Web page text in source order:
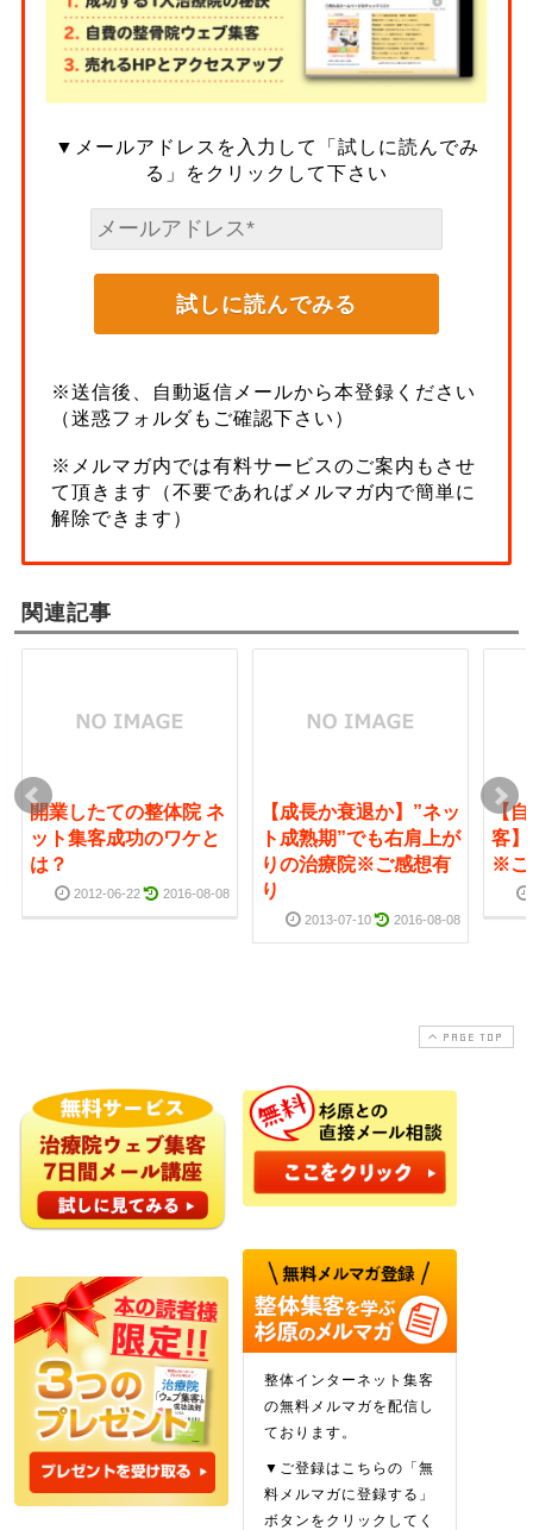
▼メールアドレスを入力して「試しに読んでみ
る」をクリックして下さい
※送信後、自動返信メールから本登録ください
（迷惑フォルダもご確認下さい）
※メルマガ内では有料サービスのご案内もさせ
て頂きます（不要であればメルマガ内で簡単に
解除できます）
関連記事
開業したての整体院 ネ
ット集客成功のワケと
は？
2012-06-22 2016-08-08
【成長か衰退か】”ネッ
ト成熟期”でも右肩上が
りの治療院※ご感想有
り
2013-07-10 2016-08-08
【
客
※ご
PAGE TOP
整体インターネット集客
の無料メルマガを配信し
ております。
▼ご登録はこちらの「無
料メルマガに登録する」
ボタンをクリックしてく